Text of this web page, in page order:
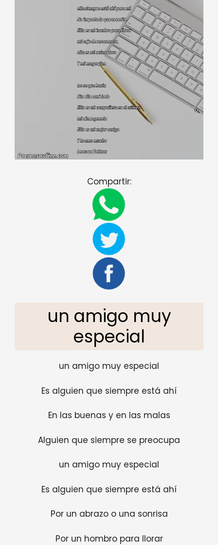
Compartir:
un amigo muy
especial
un amigo muy especial
Es alguien que siempre está ahí
En las buenas y en las malas
Alguien que siempre se preocupa
un amigo muy especial
Es alguien que siempre está ahí
Por un abrazo o una sonrisa
Por un hombro para llorar